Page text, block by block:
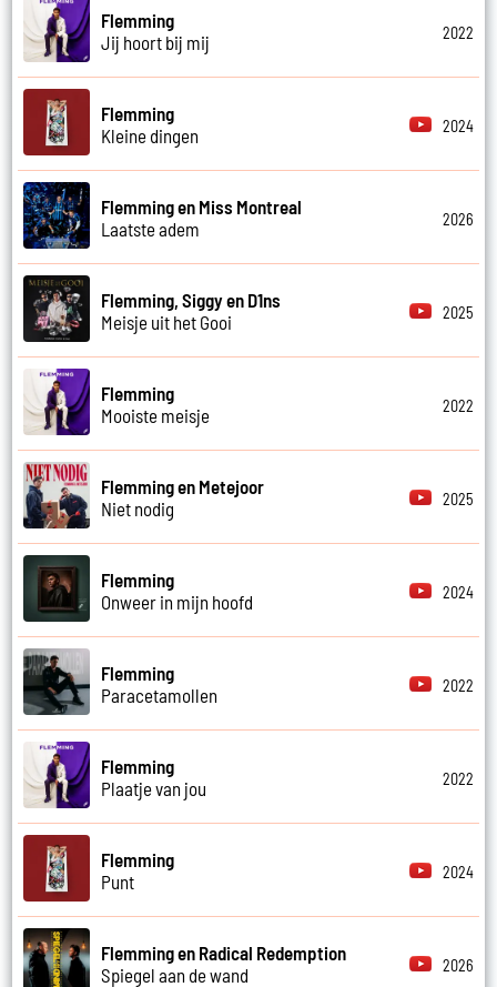
Flemming
Jij hoort bij mij
2022
Flemming
Kleine dingen
2024
Flemming en Miss Montreal
Laatste adem
2026
Flemming, Siggy en D1ns
Meisje uit het Gooi
2025
Flemming
Mooiste meisje
2022
Flemming en Metejoor
Niet nodig
2025
Flemming
Onweer in mijn hoofd
2024
Flemming
Paracetamollen
2022
Flemming
Plaatje van jou
2022
Flemming
Punt
2024
Flemming en Radical Redemption
Spiegel aan de wand
2026